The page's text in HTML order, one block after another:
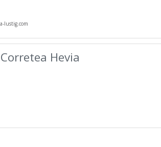
lustig.com
Hevia